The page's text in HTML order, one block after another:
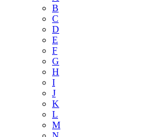
B
C
D
E
F
G
H
I
J
K
L
M